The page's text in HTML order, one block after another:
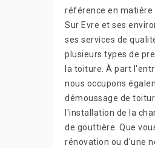
référence en matière
Sur Evre et ses
ses services de
plusieurs types de
la toiture. À part
nous occupons
démoussage de
l'installation de la
de gouttière. Que
rénovation ou d'une